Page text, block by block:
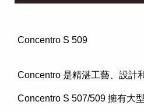
Concentro S 509
Concentro 是精湛工藝、設計
Concentro S 507/509 擁有大